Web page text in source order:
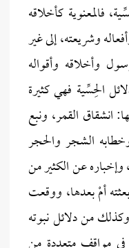
فالمعنوية كأخلاقه
وشريعته، إلى غير
وأخلاقه وأقواله
الحِسِّية فهي كثيرة
انشقاق القمر، ونبع
وخطابه الشجر والحجر
وإخباره عن الكثير من
أمْ بعدها، ووقعت
من دلائل نبوته